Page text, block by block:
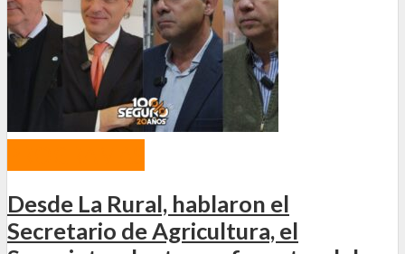
Desde La Rural, hablaron el
Secretario de Agricultura, el